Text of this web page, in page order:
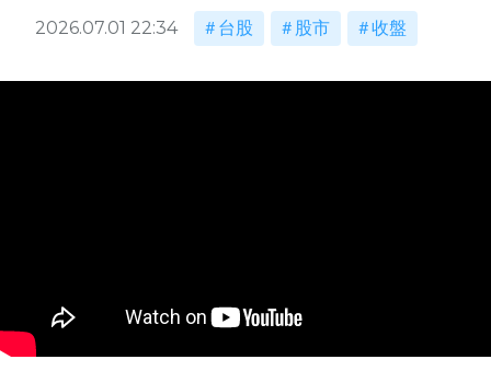
2026.07.01 22:34 台股 股市 收盤